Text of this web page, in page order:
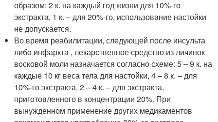
образом: 2 к. на каждый год жизни для 10%-го
экстракта, 1 к. – для 20%-го, использование настойки
не допускается.
Во время реабилитации, следующей после инсульта
либо инфаркта , лекарственное средство из личинок
восковой моли назначается согласно схеме: 5 – 9 к. на
каждые 10 кг веса тела для настойки, 4 – 8 к. – для
10%-го экстракта, 2 – 4 к. – для экстракта,
приготовленного в концентрации 20%. При
вынужденном применение других медикаментов